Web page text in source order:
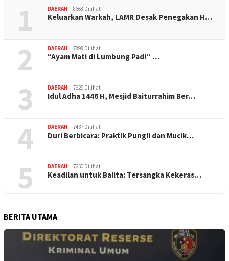
1 DAERAH 8668 Dilihat
Keluarkan Warkah, LAMR Desak Penegakan H…
2 DAERAH 7898 Dilihat
“Ayam Mati di Lumbung Padi” …
3 DAERAH 7629 Dilihat
Idul Adha 1446 H, Mesjid Baiturrahim Ber…
4 DAERAH 7437 Dilihat
Duri Berbicara: Praktik Pungli dan Mucik…
5 DAERAH 7250 Dilihat
Keadilan untuk Balita: Tersangka Kekeras…
BERITA UTAMA